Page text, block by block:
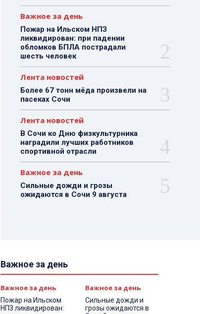
Важное за день
Пожар на Ильском НПЗ
ликвидирован: при падении
обломков БПЛА пострадали
шесть человек
Лента новостей
Более 67 тонн мёда произвели на
пасеках Сочи
Лента новостей
В Сочи ко Дню физкультурника
наградили лучших работников
спортивной отрасли
Важное за день
Сильные дожди и грозы
ожидаются в Сочи 9 августа
Важное за день
Важное за день
Пожар на Ильском
НПЗ ликвидирован:
Важное за день
Сильные дожди и
грозы ожидаются в